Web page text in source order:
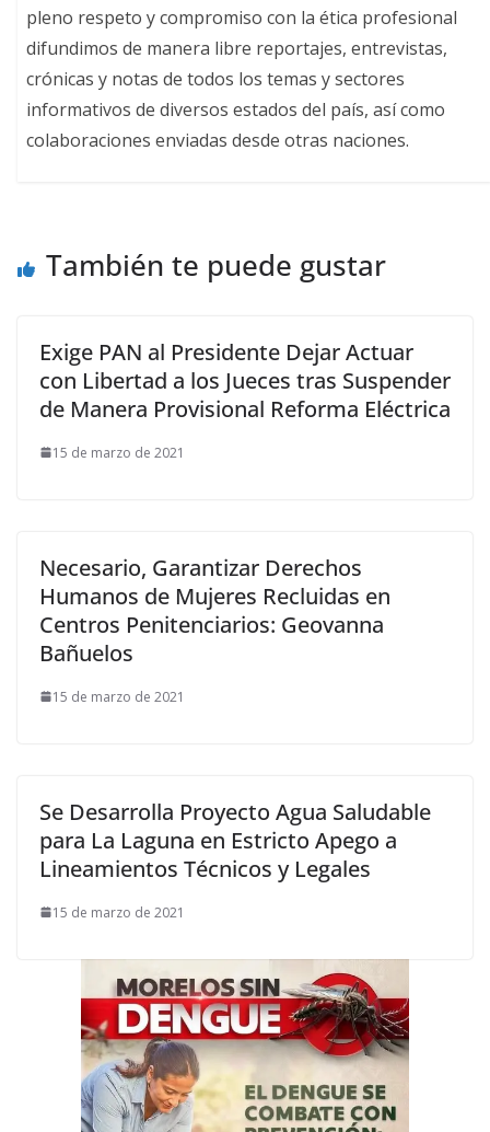
pleno respeto y compromiso con la ética profesional
difundimos de manera libre reportajes, entrevistas,
crónicas y notas de todos los temas y sectores
informativos de diversos estados del país, así como
colaboraciones enviadas desde otras naciones.
También te puede gustar
Exige PAN al Presidente Dejar Actuar
con Libertad a los Jueces tras Suspender
de Manera Provisional Reforma Eléctrica
15 de marzo de 2021
Necesario, Garantizar Derechos
Humanos de Mujeres Recluidas en
Centros Penitenciarios: Geovanna
Bañuelos
15 de marzo de 2021
Se Desarrolla Proyecto Agua Saludable
para La Laguna en Estricto Apego a
Lineamientos Técnicos y Legales
15 de marzo de 2021